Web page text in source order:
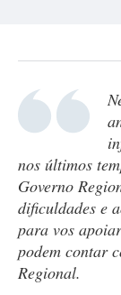
nos últimos
Governo
dificuldades e
para vos
podem contar
Regional.